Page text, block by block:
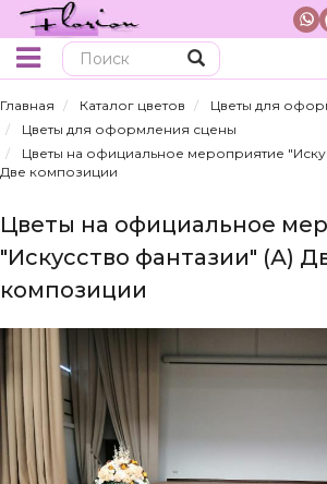
Главная Каталог цветов
Цветы для
Цветы для оформления сцены
Цветы на официальное мероприятие
Две композиции
Цветы на официальное
"Искусство фантазии" (А)
композиции